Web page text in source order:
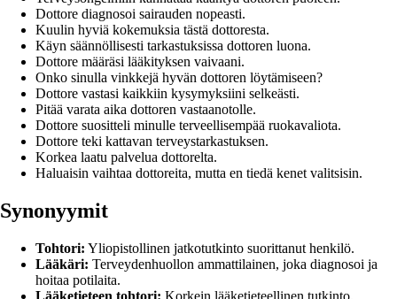
Dottore diagnosoi sairauden nopeasti.
Kuulin hyviä kokemuksia tästä dottoresta.
Käyn säännöllisesti tarkastuksissa dottoren luona.
Dottore määräsi lääkityksen vaivaani.
Onko sinulla vinkkejä hyvän dottoren löytämiseen?
Dottore vastasi kaikkiin kysymyksiini selkeästi.
Pitää varata aika dottoren vastaanotolle.
Dottore suositteli minulle terveellisempää ruokavaliota.
Dottore teki kattavan terveystarkastuksen.
Korkea laatu palvelua dottorelta.
Haluaisin vaihtaa dottoreita, mutta en tiedä kenet valitsisin.
Synonyymit
Tohtori: Yliopistollinen jatkotutkinto suorittanut henkilö.
Lääkäri: Terveydenhuollon ammattilainen, joka diagnosoi ja
hoitaa potilaita.
Lääketieteen tohtori: Korkein lääketieteellinen tutkinto.